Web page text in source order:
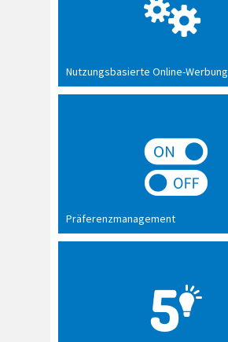
Nutzungsbasierte Online-Werbung
Präferenzmanagement